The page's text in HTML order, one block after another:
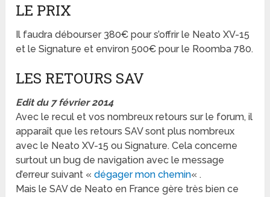
LE PRIX
Il faudra débourser 380€ pour s’offrir le Neato XV-15
et le Signature et environ 500€ pour le Roomba 780.
LES RETOURS SAV
Edit du 7 février 2014
Avec le recul et vos nombreux retours sur le forum, il
apparaît que les retours SAV sont plus nombreux
avec le Neato XV-15 ou Signature. Cela concerne
surtout un bug de navigation avec le message
d’erreur suivant «dégager mon chemin« .
Mais le SAV de Neato en France gère très bien ce